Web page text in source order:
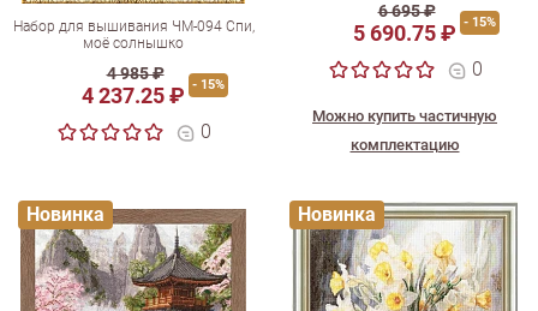
Набор для вышивания ЧМ-094 Спи,
моё солнышко
4 985 ₽
4 237.25 ₽ - 15%
0
6 695 ₽
5 690.75 ₽ - 15%
0
Можно купить частичную
комплектацию
Новинка Новинка